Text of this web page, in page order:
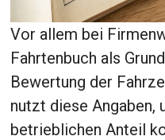
Vor allem bei
Fahrtenbuch als
Bewertung der
nutzt diese Angaben,
betrieblichen Anteil